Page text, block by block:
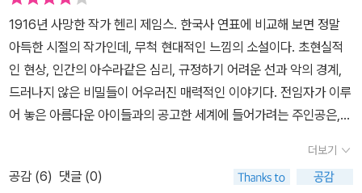
의 이상한 말에 내가 비틀거리고 숨을 헐떡이며 '제셀 양! 제셀 양!' 하
고 말을 되풀이하자, 그가 갑작스러운 분노로 나를 밀쳤다.나는 놀라
서 아이의 추측을 간파했다. 그것은 우리가 플로라에게 했던 일련의
행위와 같은 것이었다. 그러나 이것이 제셀 양보다 오히려 낫다는 것
을 그에게 알리고 싶을 따름이었다. '제셀 양이 아니야! 하지만 그게
창문에 있어. 바로 우리 앞에. 저기 있잖아. 비겁한 괴물 같으니. 저기
마지막으로 나타난 거야!'이 말을 듣자 마일스는 순식간에 마치 미친
개가 냄새를 맡고 머리를 흔들다 몸을 치떨며 돌파구를 찾듯 - 내 느
1916년 사망한 작가 헨리 제임스. 한국사 연표에 비교해 보면 정말
아득한 시절의 작가인데, 무척 현대적인 느낌의 소설이다. 초현실적
인 현상, 인간의 아수라같은 심리, 규정하기 어려운 선과 악의 경계,
드러나지 않은 비밀들이 어우러진 매력적인 이야기다. 전임자가 이루
어 놓은 아름다운 아이들과의 공고한 세계에 들어가려는 주인공은,
벽을 향한 편집증으로 불행을 완성하기 위해 준비된 모든 것위에서
스스로 파멸한다. 아이들을 세계로부터 단절시키려는 행위가 얼마나
더보기
공감 (6) 댓글 (0)